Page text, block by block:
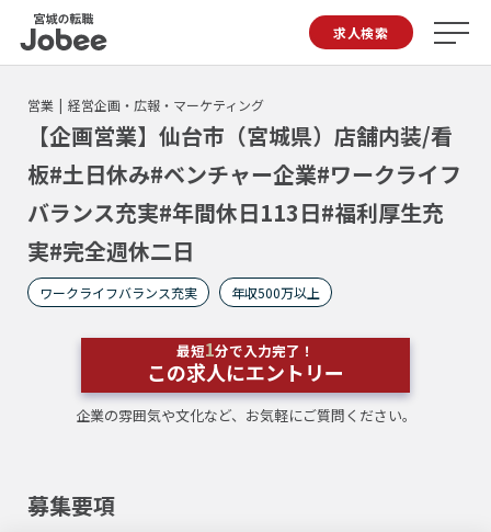
求人検索
営業 経営企画・広報・マーケティング
【企画営業】仙台市（宮城県）店舗内装/看
板#土日休み#ベンチャー企業#ワークライフ
バランス充実#年間休日113日#福利厚生充
実#完全週休二日
ワークライフバランス充実 年収500万以上
最短1分で入力完了！
この求人にエントリー
企業の雰囲気や文化など、お気軽にご質問ください。
募集要項